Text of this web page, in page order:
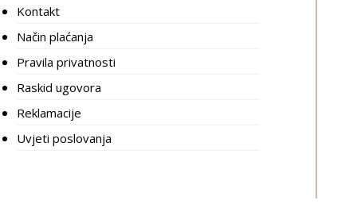
Kontakt
Način plaćanja
Pravila privatnosti
Raskid ugovora
Reklamacije
Uvjeti poslovanja